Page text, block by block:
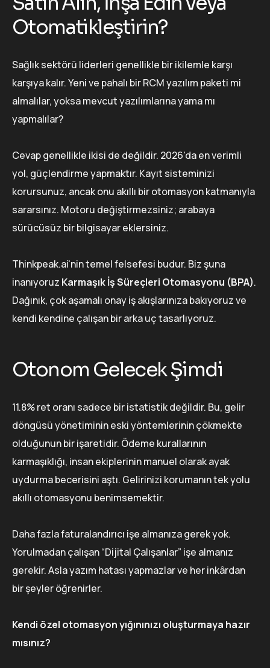
Otomatikleştirin?
Sağlık sektörü liderleri genellikle bir ikilemle karşı
karşıya kalır. Yeni ve pahalı bir RCM yazılım paketi mi
almalılar, yoksa mevcut yazılımlarına yama mı
yapmalılar?
Cevap genellikle ikisi de değildir. 2026'da en verimli
yol, güçlendirme yapmaktır. Kayıt sisteminizi
korursunuz, ancak onu akıllı bir otomasyon katmanıyla
sararsınız. Motoru değiştirmezsiniz; arabaya
sürücüsüz bir bilgisayar eklersiniz.
Thinkpeak.ai'nin temel felsefesi budur. Biz şuna
inanıyoruz Karmaşık İş Süreçleri Otomasyonu (BPA).
Dağınık, çok aşamalı onay iş akışlarınıza bakıyoruz ve
kendi kendine çalışan bir arka uç tasarlıyoruz.
Otonom Gelecek Şimdi
11.8% ret oranı sadece bir istatistik değildir. Bu, gelir
döngüsü yönetiminin eski yöntemlerinin çökmekte
olduğunun bir işaretidir. Ödeme kurallarının
karmaşıklığı, insan ekiplerinin manuel olarak ayak
uydurma becerisini aştı. Gelirinizi korumanın tek yolu
akıllı otomasyonu benimsemektir.
Daha fazla faturalandırıcı işe almanıza gerek yok.
Yorulmadan çalışan “Dijital Çalışanlar” işe almanız
gerekir. Asla yazım hatası yapmazlar ve her inkârdan
bir şeyler öğrenirler.
Kendi özel otomasyon yığınınızı oluşturmaya hazır
mısınız?